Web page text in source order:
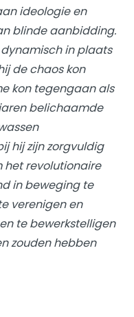
ideologie en
blinde aanbidding.
in plaats
de chaos kon
kon tegengaan als
belichaamde
hij zijn zorgvuldig
het revolutionaire
in beweging te
verenigen en
te bewerkstelligen
zouden hebben